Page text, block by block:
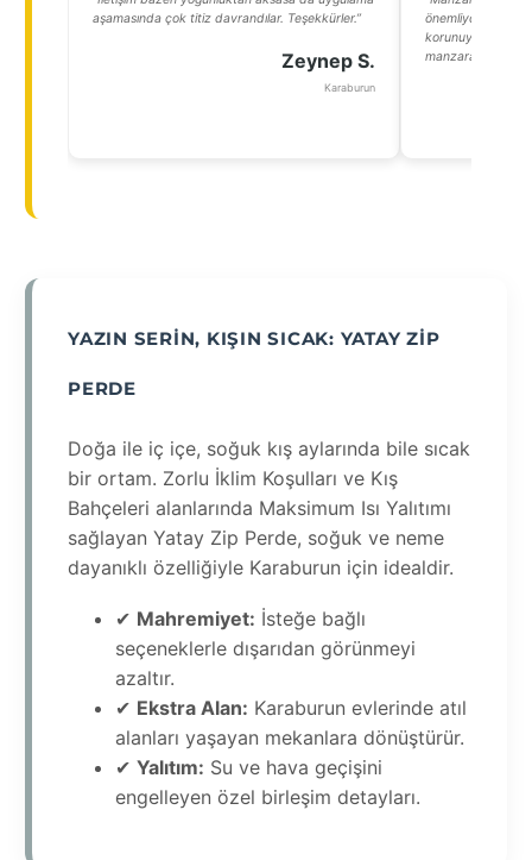
aşamasında çok titiz davrandılar. Teşekkürler.”
Zeynep S.
Karaburun
önemliydi. Zip
korunuyoruz hem
manzarasının
YAZIN SERIN, KIŞIN SICAK: YATAY ZIP
PERDE
Doğa ile iç içe, soğuk kış aylarında bile sıcak
bir ortam. Zorlu İklim Koşulları ve Kış
Bahçeleri alanlarında Maksimum Isı Yalıtımı
sağlayan Yatay Zip Perde, soğuk ve neme
dayanıklı özelliğiyle Karaburun için idealdir.
✔ Mahremiyet: İsteğe bağlı
seçeneklerle dışarıdan görünmeyi
azaltır.
✔ Ekstra Alan: Karaburun evlerinde atıl
alanları yaşayan mekanlara dönüştürür.
✔ Yalıtım: Su ve hava geçişini
engelleyen özel birleşim detayları.